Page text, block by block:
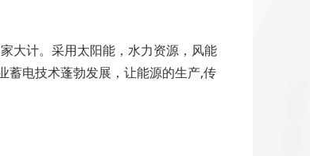
大计。采用太阳能，水力资源，风能
蓄电技术蓬勃发展，让能源的生产,传